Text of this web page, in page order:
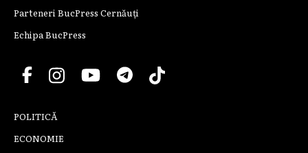
Parteneri BucPress Cernăuți
Echipa BucPress
POLITICĂ
ECONOMIE